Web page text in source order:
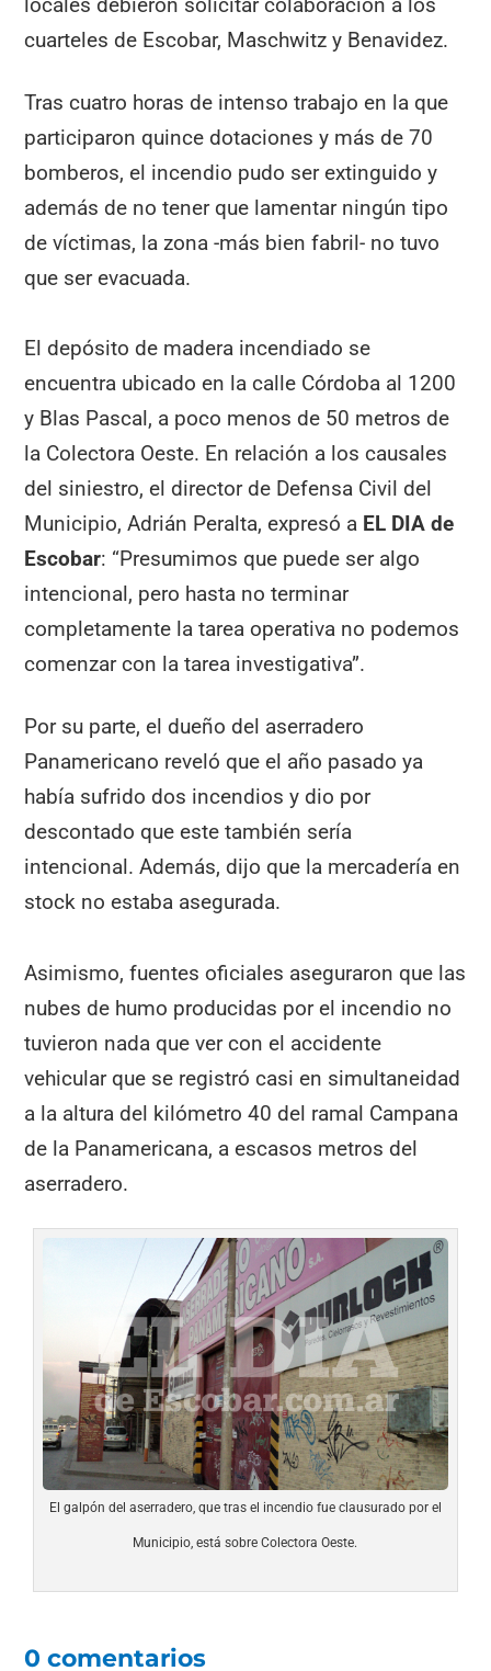
cuarteles de Escobar, Maschwitz y Benavidez.
Tras cuatro horas de intenso trabajo en la que
participaron quince dotaciones y más de 70
bomberos, el incendio pudo ser extinguido y
además de no tener que lamentar ningún tipo
de víctimas, la zona -más bien fabril- no tuvo
que ser evacuada.
El depósito de madera incendiado se
encuentra ubicado en la calle Córdoba al 1200
y Blas Pascal, a poco menos de 50 metros de
la Colectora Oeste. En relación a los causales
del siniestro, el director de Defensa Civil del
Municipio, Adrián Peralta, expresó a EL DIA de
Escobar: “Presumimos que puede ser algo
intencional, pero hasta no terminar
completamente la tarea operativa no podemos
comenzar con la tarea investigativa”.
Por su parte, el dueño del aserradero
Panamericano reveló que el año pasado ya
había sufrido dos incendios y dio por
descontado que este también sería
intencional. Además, dijo que la mercadería en
stock no estaba asegurada.
Asimismo, fuentes oficiales aseguraron que las
nubes de humo producidas por el incendio no
tuvieron nada que ver con el accidente
vehicular que se registró casi en simultaneidad
a la altura del kilómetro 40 del ramal Campana
de la Panamericana, a escasos metros del
aserradero.
El galpón del aserradero, que tras el incendio fue clausurado por el
Municipio, está sobre Colectora Oeste.
0 comentarios